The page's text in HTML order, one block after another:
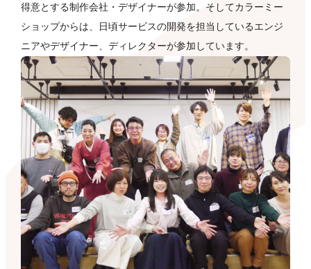
得意とする制作会社・デザイナーが​参加。そしてカラーミー
ショップからは、日頃サービスの開発を担当しているエンジ
ニアやデザイナー、ディレクターが参加していま​す。